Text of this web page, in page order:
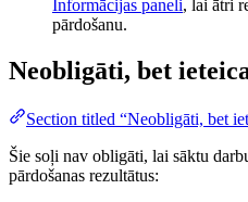
Informācijas paneli, lai ātri
pārdošanu.
Neobligāti, bet
Section titled “Neobligāti, bet
Šie soļi nav obligāti, lai sāktu
pārdošanas rezultātus: